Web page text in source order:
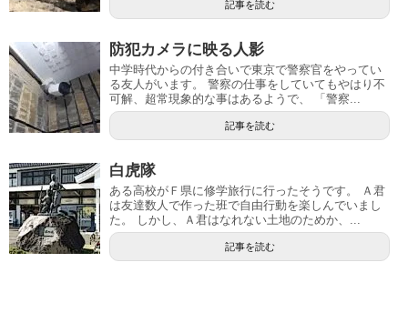
記事を読む
防犯カメラに映る人影
中学時代からの付き合いで東京で警察官をやってい
る友人がいます。 警察の仕事をしていてもやはり不
可解、超常現象的な事はあるようで、 「警察...
記事を読む
白虎隊
ある高校がＦ県に修学旅行に行ったそうです。 Ａ君
は友達数人で作った班で自由行動を楽しんでいまし
た。 しかし、Ａ君はなれない土地のためか、...
記事を読む